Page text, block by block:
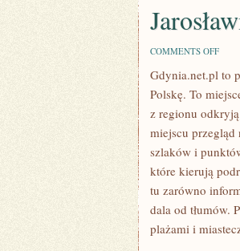
COMMENTS OFFON
Gdynia.net.pl to
Polskę. To
z regionu
miejscu
szlaków i
które kierują
tu zarówno
dala od tłumów.
plażami i